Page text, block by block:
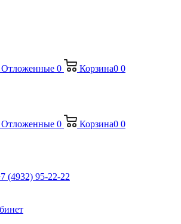
Отложенные 0 Корзина0 0
Отложенные 0 Корзина0 0
(4932) 95-22-22